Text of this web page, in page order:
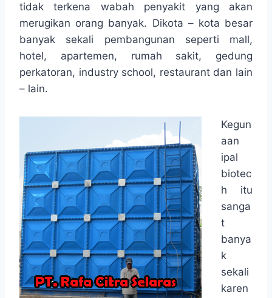
tidak terkena wabah penyakit yang akan
merugikan orang banyak. Dikota – kota besar
banyak sekali pembangunan seperti mall,
hotel, apartemen, rumah sakit, gedung
perkatoran, industry school, restaurant dan lain
– lain.
Kegun
aan
ipal
biotec
h itu
sanga
t
banya
k
sekali
karen